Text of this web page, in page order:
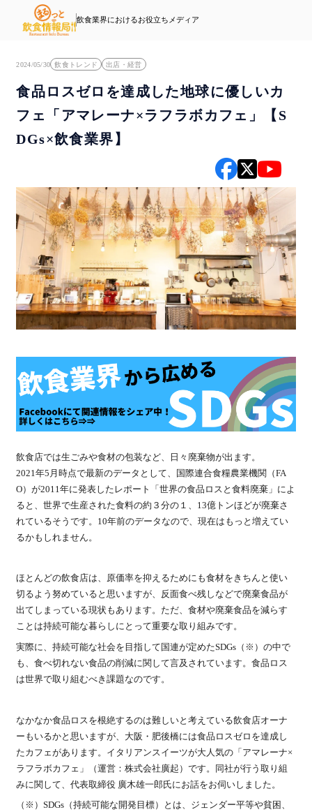
飲食業界におけるお役立ちメディア
2024/05/30 飲食トレンド 出店・経営
食品ロスゼロを達成した地球に優しいカ
フェ「アマレーナ×ラフラボカフェ」【S
DGs×飲食業界】
飲食店では生ごみや食材の包装など、日々廃棄物が出ます。
2021年5月時点で最新のデータとして、国際連合食糧農業機関（FA
O）が2011年に発表したレポート「世界の食品ロスと食料廃棄」によ
ると、世界で生産された食料の約３分の１、13億トンほどが廃棄さ
れているそうです。10年前のデータなので、現在はもっと増えてい
るかもしれません。
ほとんどの飲食店は、原価率を抑えるためにも食材をきちんと使い
切るよう努めていると思いますが、反面食べ残しなどで廃棄食品が
出てしまっている現状もあります。ただ、食材や廃棄食品を減らす
ことは持続可能な暮らしにとって重要な取り組みです。
実際に、持続可能な社会を目指して国連が定めたSDGs（※）の中で
も、食べ切れない食品の削減に関して言及されています。食品ロス
は世界で取り組むべき課題なのです。
なかなか食品ロスを根絶するのは難しいと考えている飲食店オーナ
ーもいるかと思いますが、大阪・肥後橋には食品ロスゼロを達成し
たカフェがあります。イタリアンスイーツが大人気の「アマレーナ×
ラフラボカフェ」（運営：株式会社廣起）です。同社が行う取り組
みに関して、代表取締役 廣木雄一郎氏にお話をお伺いしました。
（※）SDGs（持続可能な開発目標）とは、ジェンダー平等や貧困、